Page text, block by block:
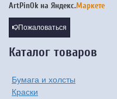
ArtPinOk на Яндекс.Маркете
Пожаловаться
Каталог товаров
Бумага и холсты
Краски